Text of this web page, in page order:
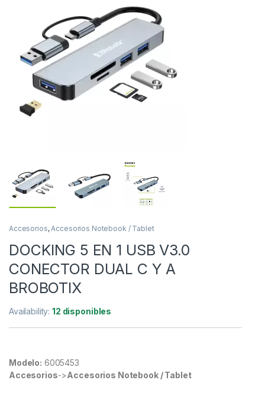
Accesorios,Accesorios Notebook / Tablet
DOCKING 5 EN 1 USB V3.0
CONECTOR DUAL C Y A
BROBOTIX
Availability:12 disponibles
Modelo: 6005453
Accesorios->Accesorios Notebook / Tablet